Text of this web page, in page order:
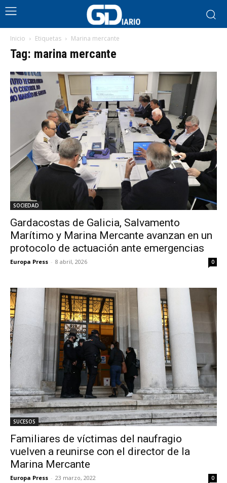
Inicio Etiquetas Marina mercante
Tag: marina mercante
SOCIEDAD
Gardacostas de Galicia, Salvamento
Marítimo y Marina Mercante avanzan en un
protocolo de actuación ante emergencias
Europa Press - 8 abril, 2026 0
SUCESOS
Familiares de víctimas del naufragio
vuelven a reunirse con el director de la
Marina Mercante
Europa Press - 23 marzo, 2022 0